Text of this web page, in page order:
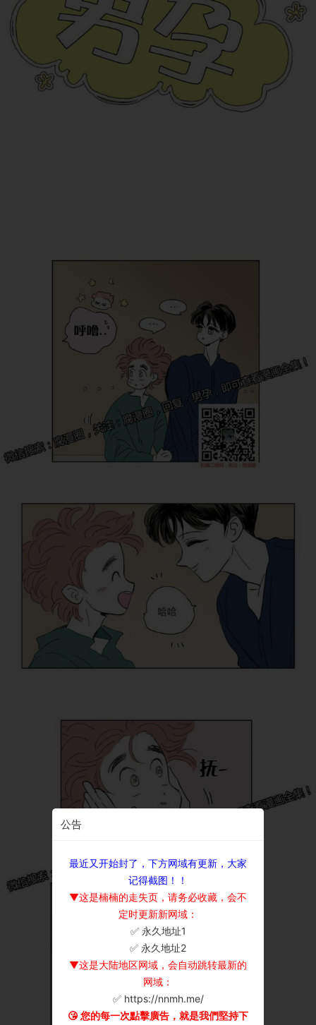
公告
最近又开始封了，下方网域有更新，大家
记得截图！！
▼这是楠楠的走失页，请务必收藏，会不
定时更新新网域：
✅ 永久地址1
✅ 永久地址2
▼这是大陆地区网域，会自动跳转最新的
网域：
✅ https://nnmh.me/
😘 您的每一次點擊廣告，就是我們堅持下